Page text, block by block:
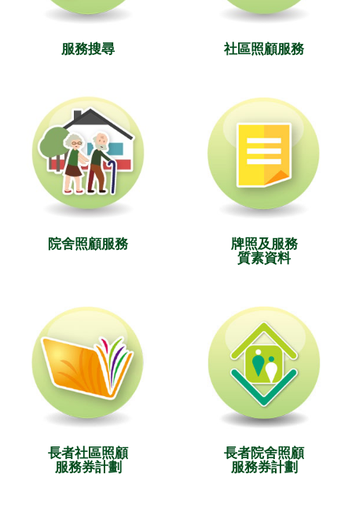
服務搜尋 社區照顧服務
院舍照顧服務
牌照及服務
質素資料
長者社區照顧
服務券計劃
長者院舍照顧
服務券計劃